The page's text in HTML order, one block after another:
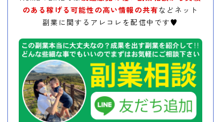
のある稼げる可能性の高い情報の共有などネット
副業に関するアレコレを配信中です♥